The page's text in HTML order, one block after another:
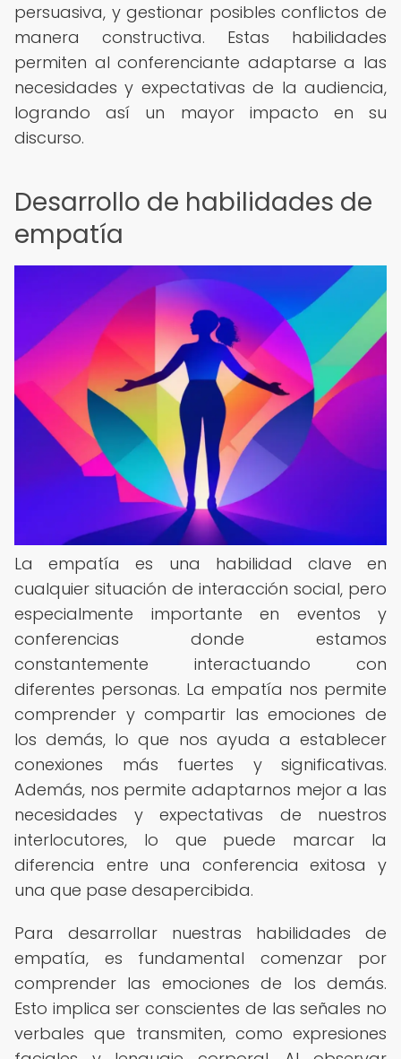
persuasiva, y gestionar posibles conflictos de
manera constructiva. Estas habilidades
permiten al conferenciante adaptarse a las
necesidades y expectativas de la audiencia,
logrando así un mayor impacto en su
discurso.
Desarrollo de habilidades de
empatía
La empatía es una habilidad clave en
cualquier situación de interacción social, pero
especialmente importante en eventos y
conferencias donde estamos
constantemente interactuando con
diferentes personas. La empatía nos permite
comprender y compartir las emociones de
los demás, lo que nos ayuda a establecer
conexiones más fuertes y significativas.
Además, nos permite adaptarnos mejor a las
necesidades y expectativas de nuestros
interlocutores, lo que puede marcar la
diferencia entre una conferencia exitosa y
una que pase desapercibida.
Para desarrollar nuestras habilidades de
empatía, es fundamental comenzar por
comprender las emociones de los demás.
Esto implica ser conscientes de las señales no
verbales que transmiten, como expresiones